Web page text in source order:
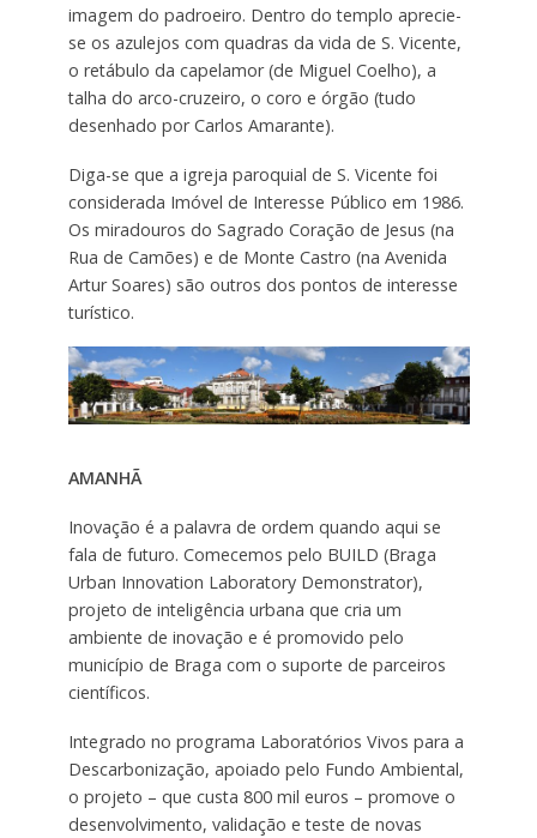
imagem do padroeiro. Dentro do templo aprecie-
se os azulejos com quadras da vida de S. Vicente,
o retábulo da capelamor (de Miguel Coelho), a
talha do arco-cruzeiro, o coro e órgão (tudo
desenhado por Carlos Amarante).
Diga-se que a igreja paroquial de S. Vicente foi
considerada Imóvel de Interesse Público em 1986.
Os miradouros do Sagrado Coração de Jesus (na
Rua de Camões) e de Monte Castro (na Avenida
Artur Soares) são outros dos pontos de interesse
turístico.
AMANHÃ
Inovação é a palavra de ordem quando aqui se
fala de futuro. Comecemos pelo BUILD (Braga
Urban Innovation Laboratory Demonstrator),
projeto de inteligência urbana que cria um
ambiente de inovação e é promovido pelo
município de Braga com o suporte de parceiros
científicos.
Integrado no programa Laboratórios Vivos para a
Descarbonização, apoiado pelo Fundo Ambiental,
o projeto – que custa 800 mil euros – promove o
desenvolvimento, validação e teste de novas